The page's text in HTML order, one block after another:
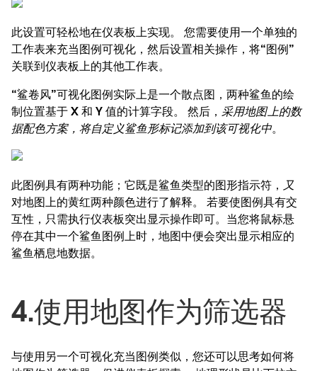
此设置可轻松地在仪表板上实现。 您需要使用一个单独的
工作表来充当图例可视化，然后设置相关操作，将“图例”
关联到仪表板上的其他工作表。
“鲨卷风”可视化图例实际上是一个散点图，两种鲨鱼的绘
制位置基于 X 和 Y 值的计算字段。 然后， 采用地图上的数
据配色方案，将自定义鲨鱼形标记添加到该可视化中。
此图例具有两种功能；它既是鲨鱼类型的图形指示符， 又
对地图上的黄红两种颜色进行了解释。 若要使图例具有交
互性，只需执行仪表板突出显示操作即可。当您将鼠标悬
停在其中一个鲨鱼图例上时，地图中便会突出显示相应的
鲨鱼栖息地数据。
4.使用地图作为筛选器
与使用另一个可视化充当图例类似，您还可以思考如何将